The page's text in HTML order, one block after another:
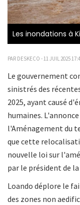
Les inondations à
PAR DESKECO - 11 JUIL 2025
Le gouvernement
sinistrés des
2025, ayant causé
humaines.
l'Aménagement du
que cette
nouvelle loi sur
par le président de
Loando déplore le
des zones non